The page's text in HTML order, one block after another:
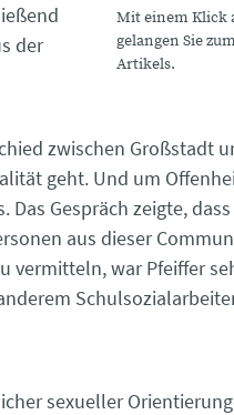
Mit einem Klick
gelangen Sie
Artikels.
der
zwischen Großstadt
geht. Und um
Gespräch zeigte,
aus dieser
vermitteln, war Pfeiffer
sexueller